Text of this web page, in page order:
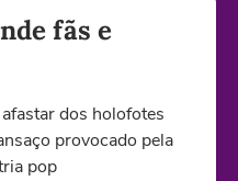
fãs e
dos holofotes
provocado pela
pop